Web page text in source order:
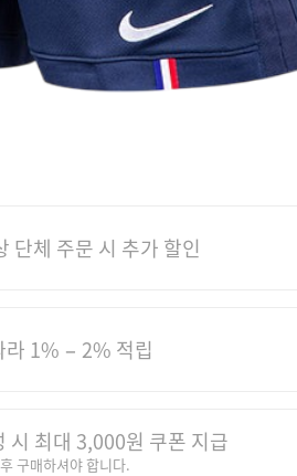
단체 주문 시 추가 할인
라 1% − 2% 적립
시 최대 3,000원 쿠폰 지급
구매하셔야 합니다.